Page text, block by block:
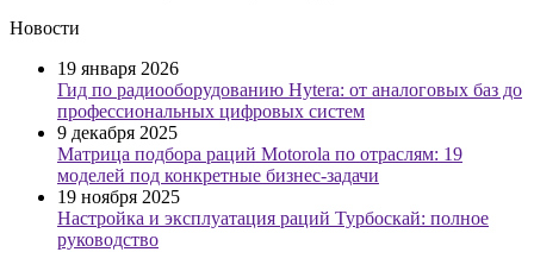
Новости
19 января 2026
Гид по радиооборудованию Hytera: от аналоговых баз до
профессиональных цифровых систем
9 декабря 2025
Матрица подбора раций Motorola по отраслям: 19
моделей под конкретные бизнес-задачи
19 ноября 2025
Настройка и эксплуатация раций Турбоскай: полное
руководство